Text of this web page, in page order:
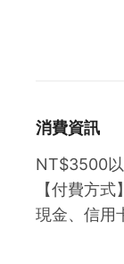
搭車或點餐
Stay with
📅 Offer
消費資訊
NT$3500
【付費方式】
現金、信用